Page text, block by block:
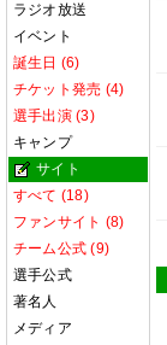
ラジオ放送
イベント
誕生日 (6)
チケット発売 (4)
選手出演 (3)
キャンプ
サイト
すべて (18)
ファンサイト (8)
チーム公式 (9)
選手公式
著名人
メディア